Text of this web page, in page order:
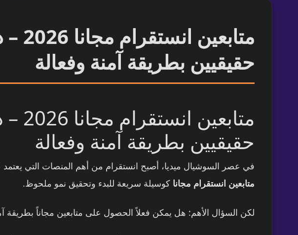
حقيقيين بطريقة آمنة وفعالة
حقيقيين بطريقة آمنة وفعالة
في عصر السوشيال ميديا، أصبح انستقرام من أهم المنصات التي يعتمد
متابعين انستقرام مجانا كوسيلة سريعة للبدء وتحقيق نمو ملحوظ.
لكن السؤال الأهم: هل يمكن فعلاً الحصول على متابعين مجاناً